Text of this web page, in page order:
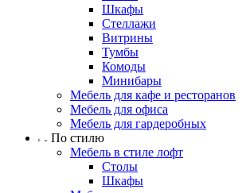
Шкафы
Стеллажи
Витрины
Тумбы
Комоды
Минибары
Мебель для кафе и ресторанов
Мебель для офиса
Мебель для гардеробных
По стилю
Мебель в стиле лофт
Столы
Шкафы